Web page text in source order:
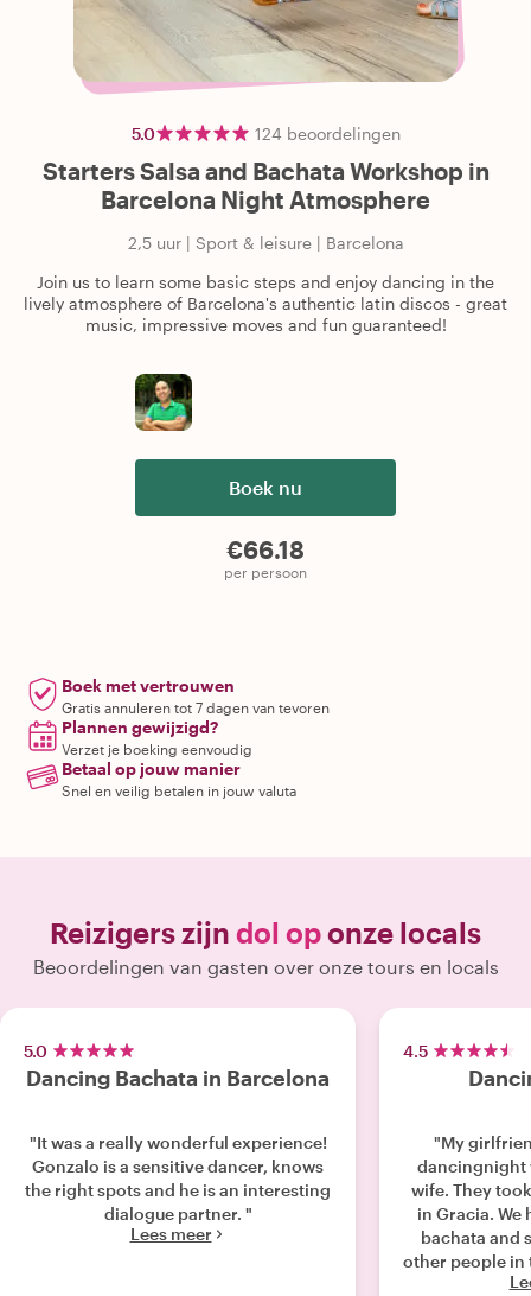
5.0 124 beoordelingen
Starters Salsa and Bachata Workshop in
Barcelona Night Atmosphere
2,5 uur| Sport & leisure| Barcelona
Join us to learn some basic steps and enjoy dancing in the
lively atmosphere of Barcelona's authentic latin discos - great
music, impressive moves and fun guaranteed!
Boek nu
€66.18
per persoon
Boek met vertrouwen
Gratis annuleren tot 7 dagen van tevoren
Plannen gewijzigd?
Verzet je boeking eenvoudig
Betaal op jouw manier
Snel en veilig betalen in jouw valuta
Reizigers zijn dol oponze locals
Beoordelingen van gasten over onze tours en locals
5.0
Dancing Bachata in Barcelona
"It was a really wonderful experience!
Gonzalo is a sensitive dancer, knows
the right spots and he is an interesting
dialogue partner. "
Lees meer
4.5
"My
dancingnight
wife. They
in Gracia. We
bachata and
other people in
first basics